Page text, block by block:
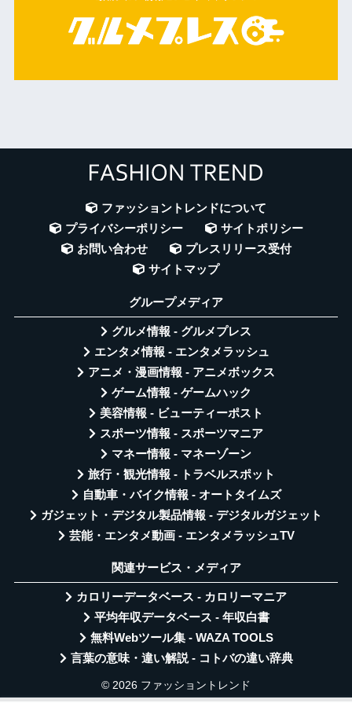
ファッショントレンドについて
プライバシーポリシー
サイトポリシー
お問い合わせ
プレスリリース受付
サイトマップ
グループメディア
グルメ情報 - グルメプレス
エンタメ情報 - エンタメラッシュ
アニメ・漫画情報 - アニメボックス
ゲーム情報 - ゲームハック
美容情報 - ビューティーポスト
スポーツ情報 - スポーツマニア
マネー情報 - マネーゾーン
旅行・観光情報 - トラベルスポット
自動車・バイク情報 - オートタイムズ
ガジェット・デジタル製品情報 - デジタルガジェット
芸能・エンタメ動画 - エンタメラッシュTV
関連サービス・メディア
カロリーデータベース - カロリーマニア
平均年収データベース - 年収白書
無料Webツール集 - WAZA TOOLS
言葉の意味・違い解説 - コトバの違い辞典
© 2026 ファッショントレンド